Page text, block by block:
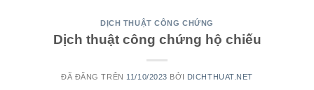
DỊCH THUẬT CÔNG CHỨNG
Dịch thuật công chứng hộ chiếu
ĐÃ ĐĂNG TRÊN 11/10/2023 BỞI DICHTHUAT.NET